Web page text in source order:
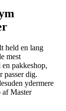
held en lang
mest
pakkeshop,
passer dig.
ydermere
af Master